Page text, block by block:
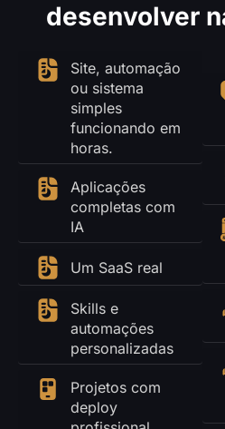
desenvolver
Site, automação
ou sistema
simples
funcionando em
horas.
Aplicações
completas com
IA
Um SaaS real
Skills e
automações
personalizadas
Projetos com
deploy